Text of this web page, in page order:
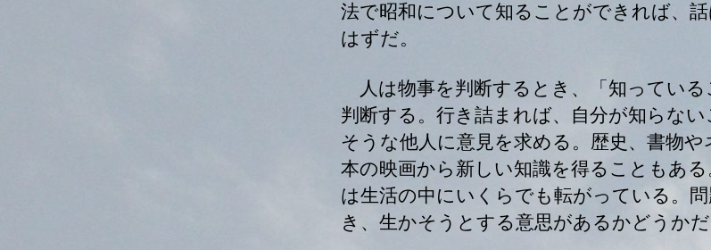
法で昭和について知ることができれば、
はずだ。
人は物事を判断するとき、「知っている
判断する。行き詰まれば、自分が知らな
そうな他人に意見を求める。歴史、書物
本の映画から新しい知識を得ることもある
は生活の中にいくらでも転がっている。
き、生かそうとする意思があるかどうかだ